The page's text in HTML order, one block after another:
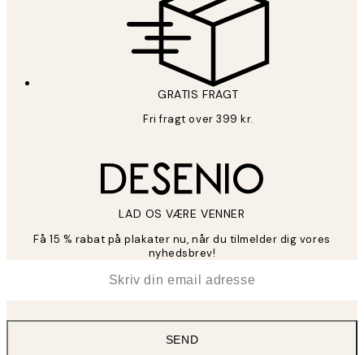
GRATIS FRAGT
Fri fragt over 399 kr.
LAD OS VÆRE VENNER
Få 15 % rabat på plakater nu, når du tilmelder dig vores
nyhedsbrev!
SEND